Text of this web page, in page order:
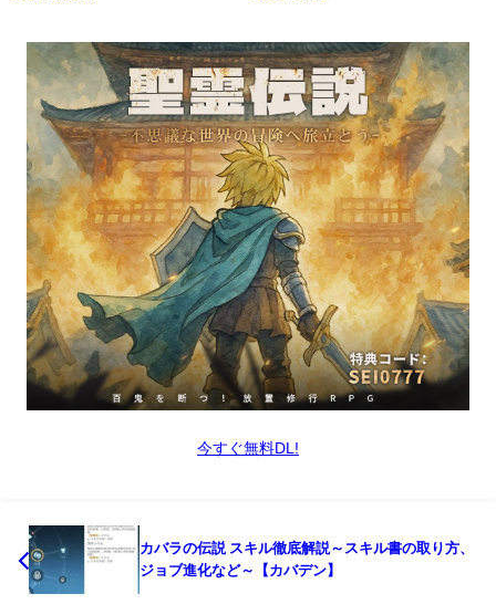
今すぐ無料DL!
カバラの伝説 スキル徹底解説～スキル書の取り方、
ジョブ進化など～【カバデン】